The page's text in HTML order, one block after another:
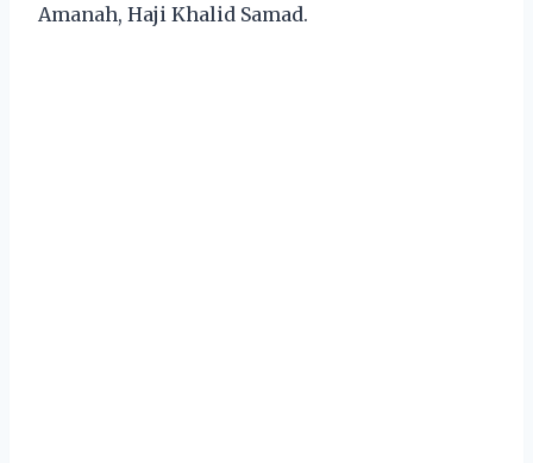
Amanah, Haji Khalid Samad.